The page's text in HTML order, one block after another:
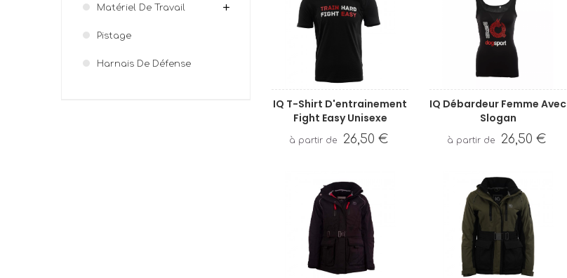
Matériel De Travail
Pistage
Harnais De Défense
IQ T-Shirt D'entrainement
Fight Easy Unisexe
26,50 €
IQ Débardeur Femme Avec
Slogan
26,50 €